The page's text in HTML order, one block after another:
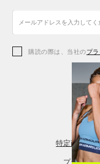
アクセサリー
アクセサリー
シューズ
アクセサリー
レギンス＆タイツ
シューズ
購読の際は、当社のプ
特定商取引
プライバ